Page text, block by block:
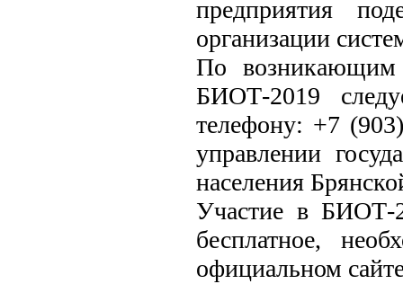
предприятия
организации
По возникающим
БИОТ-2019
телефону: +7
управлении
населения
Участие в БИОТ-
бесплатное,
официальном